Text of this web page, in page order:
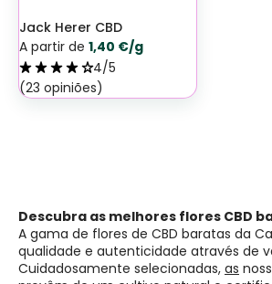
Jack Herer CBD
A partir de 1,40 €/g
4/5
(23 opiniões)
Descubra as melhores flores CBD
A gama de flores de CBD baratas da
qualidade e autenticidade através de
Cuidadosamente selecionadas, as